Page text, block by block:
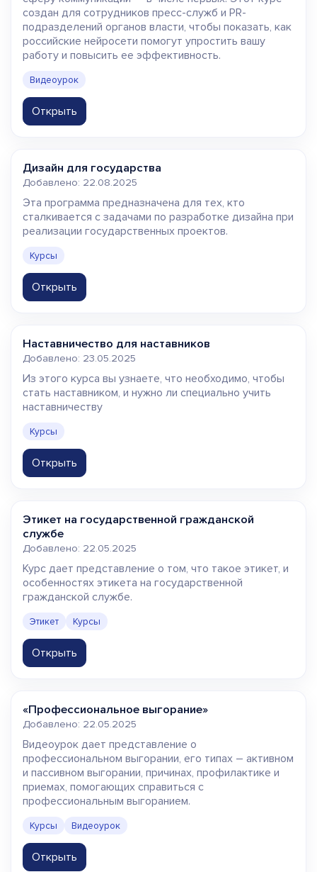
создан для сотрудников пресс-служб и PR-
подразделений органов власти, чтобы показать, как
российские нейросети помогут упростить вашу
работу и повысить ее эффективность.
Видеоурок
Открыть
Дизайн для государства
Добавлено: 22.08.2025
Эта программа предназначена для тех, кто
сталкивается с задачами по разработке дизайна при
реализации государственных проектов.
Курсы
Открыть
Наставничество для наставников
Добавлено: 23.05.2025
Из этого курса вы узнаете, что необходимо, чтобы
стать наставником, и нужно ли специально учить
наставничеству
Курсы
Открыть
Этикет на государственной гражданской
службе
Добавлено: 22.05.2025
Курс дает представление о том, что такое этикет, и
особенностях этикета на государственной
гражданской службе.
Этикет Курсы
Открыть
«Профессиональное выгорание»
Добавлено: 22.05.2025
Видеоурок дает представление о
профессиональном выгорании, его типах – активном
и пассивном выгорании, причинах, профилактике и
приемах, помогающих справиться с
профессиональным выгоранием.
Курсы Видеоурок
Открыть